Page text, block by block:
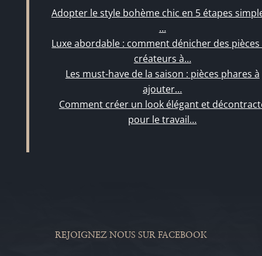
Adopter le style bohème chic en 5 étapes
…
Luxe abordable : comment dénicher des pièces
créateurs à…
Les must-have de la saison : pièces phares à
ajouter…
Comment créer un look élégant et
pour le travail…
REJOIGNEZ NOUS SUR FACEBOOK